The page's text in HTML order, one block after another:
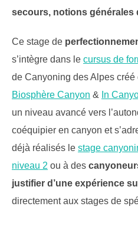
secours, notions générales
Ce stage de
s’intègre dans le cursus de
de Canyoning des Alpes
Biosphère Canyon & In
un niveau avancé vers
coéquipier en canyon et
déjà réalisés le stage
niveau 2 ou à des
justifier d’une expérience
directement aux stages de